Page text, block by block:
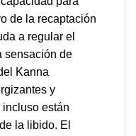
de la recaptación
a regular el
sensación de
Kanna
y
están
la libido. El